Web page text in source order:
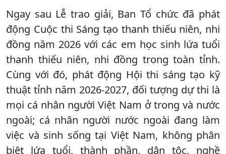
Ngay sau Lễ trao giải, Ban Tổ chức đã phát
động Cuộc thi Sáng tạo thanh thiếu niên, nhi
đồng năm 2026 với các em học sinh lứa tuổi
thanh thiếu niên, nhi đồng trong toàn tỉnh.
Cùng với đó, phát động Hội thi sáng tạo kỹ
thuật tỉnh năm 2026-2027, đối tượng dự thi là
mọi cá nhân người Việt Nam ở trong và nước
ngoài; cá nhân người nước ngoài đang làm
việc và sinh sống tại Việt Nam, không phân
biệt lứa tuổi, thành phần, dân tộc, nghề